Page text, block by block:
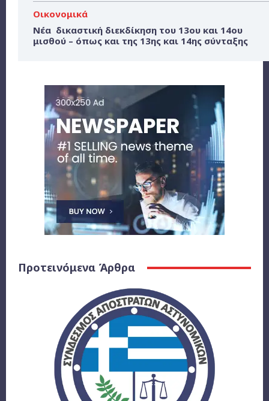
Οικονομικά
Νέα δικαστική διεκδίκηση του 13ου και 14ου
μισθού – όπως και της 13ης και 14ης σύνταξης
Προτεινόμενα Άρθρα